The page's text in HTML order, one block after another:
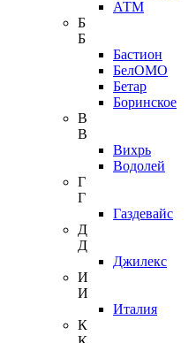
АТМ
Б
Б
Бастион
БелОМО
Бетар
Боринское
В
В
Вихрь
Водолей
Г
Г
Газдевайс
Д
Д
Джилекс
И
И
Италия
К